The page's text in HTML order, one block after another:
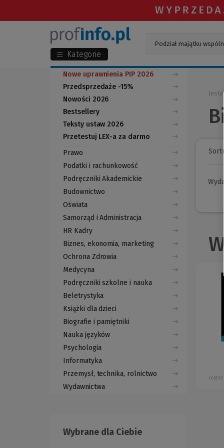
Kategorie
Nowe uprawnienia PIP 2026
Przedsprzedaże -15%
Nowości 2026
Bestsellery
Teksty ustaw 2026
Przetestuj LEX-a za darmo
(Nowe
okno)
(Link
do
innej
strony)
Prawo
Podatki i rachunkowość
Podręczniki Akademickie
Budownictwo
Oświata
Samorząd i Administracja
HR Kadry
Biznes, ekonomia, marketing
Ochrona Zdrowia
Medycyna
Podręczniki szkolne i nauka
Beletrystyka
Książki dla dzieci
Biografie i pamiętniki
Nauka języków
Psychologia
Informatyka
Przemysł, technika, rolnictwo
Wydawnictwa
Wybrane dla Ciebie
roster